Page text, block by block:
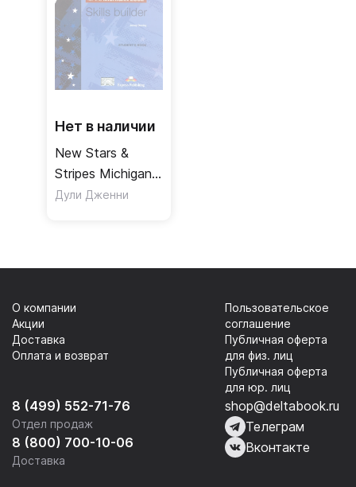
Нет в наличии
New Stars &
Stripes Michigan
Ecce Skills Builder
Дули Дженни
8 (499) 552-71-76
Отдел продаж
8 (800) 700-10-06
Доставка
О компании
Акции
Доставка
Оплата и возврат
Пользовательское
соглашение
Публичная оферта
для физ. лиц
Публичная оферта
для юр. лиц
shop@deltabook.ru
Телеграм
Вконтакте